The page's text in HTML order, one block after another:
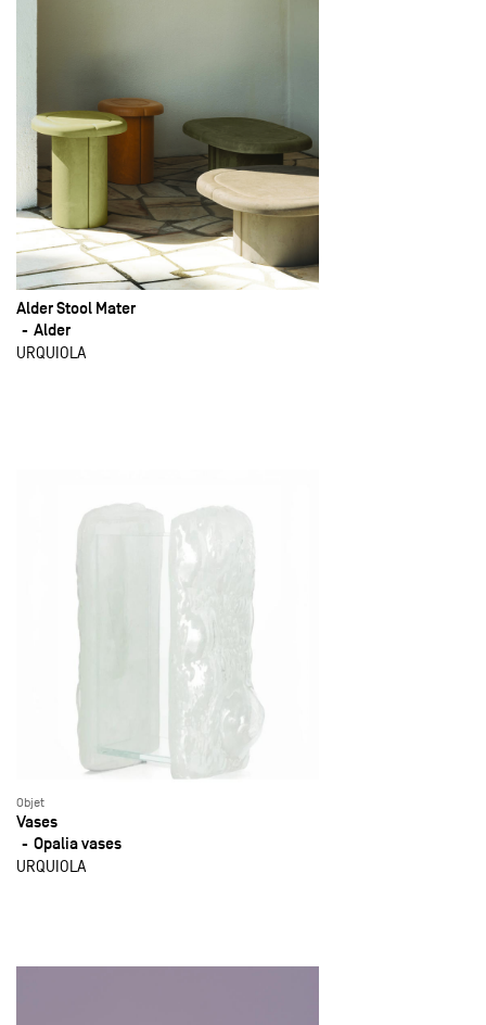
Alder Stool Mater
Alder
URQUIOLA
Objet
Vases
Opalia vases
URQUIOLA